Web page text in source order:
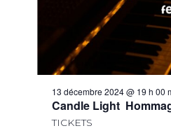
13 décembre 2024 @ 19 h 00
Candle Light
TICKETS